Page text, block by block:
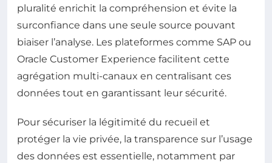
pluralité enrichit la compréhension et évite la
surconfiance dans une seule source pouvant
biaiser l’analyse. Les plateformes comme SAP ou
Oracle Customer Experience facilitent cette
agrégation multi-canaux en centralisant ces
données tout en garantissant leur sécurité.
Pour sécuriser la légitimité du recueil et
protéger la vie privée, la transparence sur l’usage
des données est essentielle, notamment par